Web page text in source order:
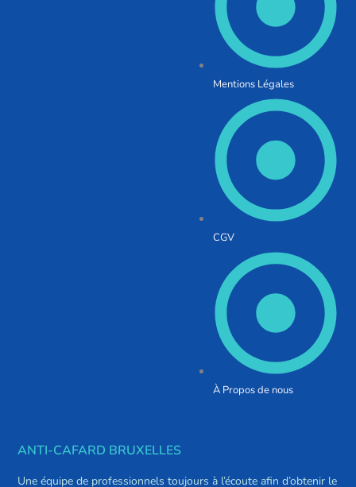
Mentions Légales
CGV
À Propos de nous
ANTI-CAFARD BRUXELLES
Une équipe de professionnels toujours à l’écoute afin d’obtenir le